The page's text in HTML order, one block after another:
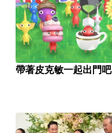
帶著皮克敏一起出門吧